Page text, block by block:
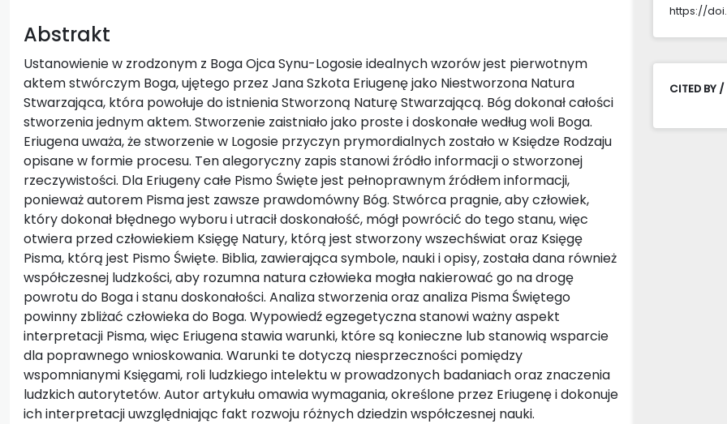
Abstrakt
Ustanowienie w zrodzonym z Boga Ojca Synu-Logosie idealnych wzorów jest pierwotnym
aktem stwórczym Boga, ujętego przez Jana Szkota Eriugenę jako Niestworzona Natura
Stwarzająca, która powołuje do istnienia Stworzoną Naturę Stwarzającą. Bóg dokonał całości
stworzenia jednym aktem. Stworzenie zaistniało jako proste i doskonałe według woli Boga.
Eriugena uważa, że stworzenie w Logosie przyczyn prymordialnych zostało w Księdze Rodzaju
opisane w formie procesu. Ten alegoryczny zapis stanowi źródło informacji o stworzonej
rzeczywistości. Dla Eriugeny całe Pismo Święte jest pełnoprawnym źródłem informacji,
ponieważ autorem Pisma jest zawsze prawdomówny Bóg. Stwórca pragnie, aby człowiek,
który dokonał błędnego wyboru i utracił doskonałość, mógł powrócić do tego stanu, więc
otwiera przed człowiekiem Księgę Natury, którą jest stworzony wszechświat oraz Księgę
Pisma, którą jest Pismo Święte. Biblia, zawierająca symbole, nauki i opisy, została dana również
współczesnej ludzkości, aby rozumna natura człowieka mogła nakierować go na drogę
powrotu do Boga i stanu doskonałości. Analiza stworzenia oraz analiza Pisma Świętego
powinny zbliżać człowieka do Boga. Wypowiedź egzegetyczna stanowi ważny aspekt
interpretacji Pisma, więc Eriugena stawia warunki, które są konieczne lub stanowią wsparcie
dla poprawnego wnioskowania. Warunki te dotyczą niesprzeczności pomiędzy
wspomnianymi Księgami, roli ludzkiego intelektu w prowadzonych badaniach oraz znaczenia
ludzkich autorytetów. Autor artykułu omawia wymagania, określone przez Eriugenę i dokonuje
ich interpretacji uwzględniając fakt rozwoju różnych dziedzin współczesnej nauki.
https://
CITED BY /